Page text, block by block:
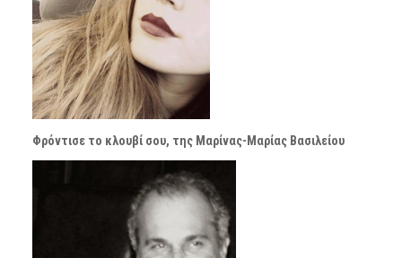
Φρόντισε το κλουβί σου, της Μαρίνας-Μαρίας Βασιλείου